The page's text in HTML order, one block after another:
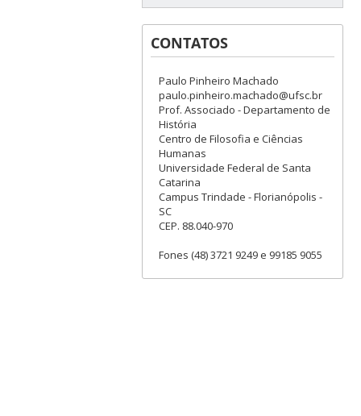
CONTATOS
Paulo Pinheiro Machado
paulo.pinheiro.machado@ufsc.br
Prof. Associado - Departamento de
História
Centro de Filosofia e Ciências
Humanas
Universidade Federal de Santa
Catarina
Campus Trindade - Florianópolis -
SC
CEP. 88.040-970
Fones (48) 3721 9249 e 99185 9055